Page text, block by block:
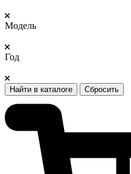
Модель
Год
Найти в каталоге Сбросить